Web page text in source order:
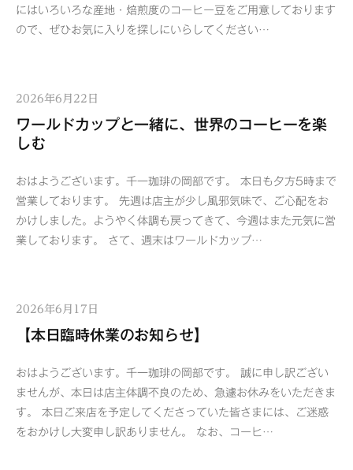
にはいろいろな産地・焙煎度のコーヒー豆をご用意しております
ので、ぜひお気に入りを探しにいらしてください…
2026年6月22日
ワールドカップと一緒に、世界のコーヒーを楽
しむ
おはようございます。千一珈琲の岡部です。 本日も夕方5時まで
営業しております。 先週は店主が少し風邪気味で、ご心配をお
かけしました。ようやく体調も戻ってきて、今週はまた元気に営
業しております。 さて、週末はワールドカップ…
2026年6月17日
【本日臨時休業のお知らせ】
おはようございます。千一珈琲の岡部です。 誠に申し訳ござい
ませんが、本日は店主体調不良のため、急遽お休みをいただきま
す。 本日ご来店を予定してくださっていた皆さまには、ご迷惑
をおかけし大変申し訳ありません。 なお、コーヒ…